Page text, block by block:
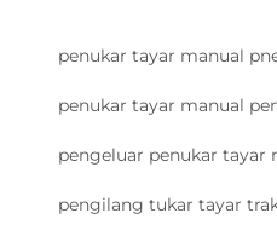
penukar tayar manual
penukar tayar manual
pengeluar penukar tayar
pengilang tukar tayar